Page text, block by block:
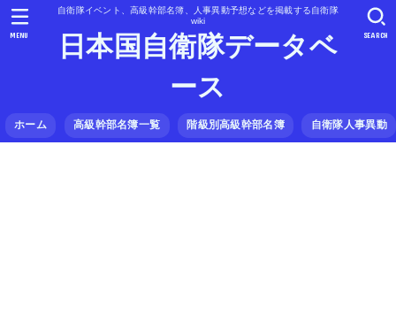
自衛隊イベント、高級幹部名簿、人事異動予想などを掲載する自衛隊
wiki
日本国自衛隊データベ
ース
ホーム 高級幹部名簿一覧 階級別高級幹部名簿 自衛隊人事異動
SEARCH
MENU